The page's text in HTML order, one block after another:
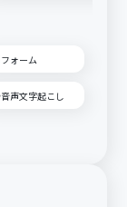
フォーム
音声文字起こし